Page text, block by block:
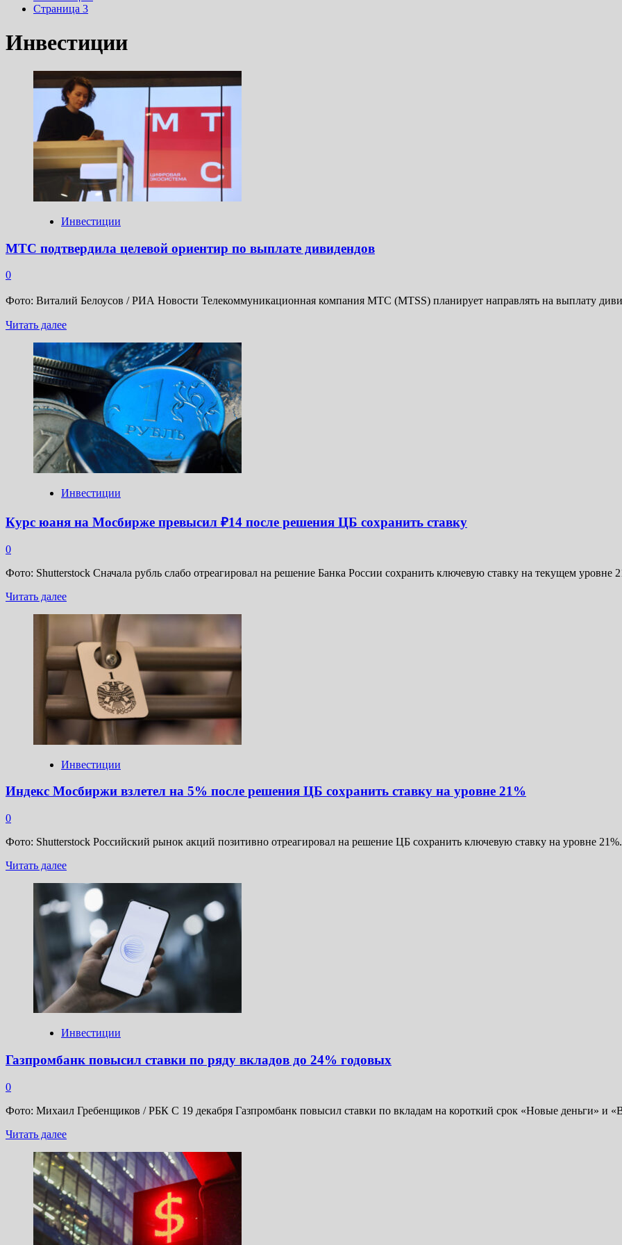
Страница 3
Инвестиции
Инвестиции
МТС подтвердила целевой ориентир по выплате дивидендов
0
Фото: Виталий Белоусов / РИА Новости Телекоммуникационная компания МТС (MTSS) планирует направлять на выплату
Читать далееПрочитать
МТС
подтвердила
целевой
ориентир
по
выплате
дивидендов
Инвестиции
Курс юаня на Мосбирже превысил ₽14 после решения ЦБ сохранить ставку
0
Фото: Shutterstock Сначала рубль слабо отреагировал на решение Банка России сохранить ключевую ставку на текущем уровне
Читать далееПрочитать
юаня
на
Мосбирже
превысил
₽14
после
решения
сохранить
ставку
Инвестиции
Индекс Мосбиржи взлетел на 5% после решения ЦБ сохранить ставку на уровне 21%
0
Фото: Shutterstock Российский рынок акций позитивно отреагировал на решение ЦБ сохранить ключевую ставку на уровне
Читать далееПрочитать
Индекс
Мосбиржи
взлетел
на
5%
после
решения
ЦБ
сохранить
ставку
на
уровне
Инвестиции
Газпромбанк повысил ставки по ряду вкладов до 24% годовых
0
Фото: Михаил Гребенщиков / РБК С 19 декабря Газпромбанк повысил ставки по вкладам на короткий срок «Новые деньги» и
Читать далееПрочитать
о
Газпромбанк
повысил
ставки
по
ряду
вкладов